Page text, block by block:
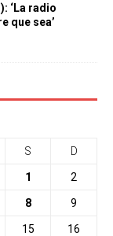
‘La radio
que sea’
S D
1 2
8 9
15 16